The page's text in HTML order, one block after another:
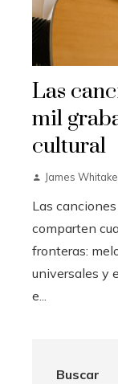
Las
mil
cultural
James
Las
comparten
fronteras:
universales y
e...
Buscar